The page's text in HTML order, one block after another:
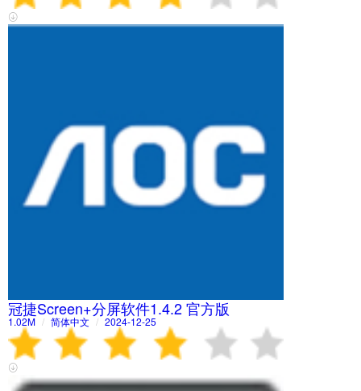
冠捷Screen+分屏软件1.4.2 官方版
1.02M / 简体中文 / 2024-12-25